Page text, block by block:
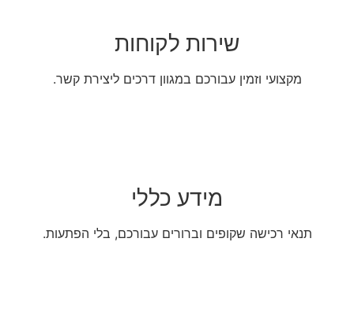
שירות לקוחות
מקצועי וזמין עבורכם במגוון דרכים ליצירת קשר.
מידע כללי
תנאי רכישה שקופים וברורים עבורכם, בלי הפתעות.